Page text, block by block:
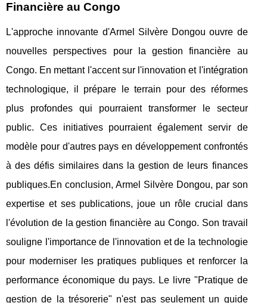
Financière au Congo
L'approche innovante d'Armel Silvère Dongou ouvre de
nouvelles perspectives pour la gestion financière au
Congo. En mettant l'accent sur l'innovation et l'intégration
technologique, il prépare le terrain pour des réformes
plus profondes qui pourraient transformer le secteur
public. Ces initiatives pourraient également servir de
modèle pour d'autres pays en développement confrontés
à des défis similaires dans la gestion de leurs finances
publiques.En conclusion, Armel Silvère Dongou, par son
expertise et ses publications, joue un rôle crucial dans
l'évolution de la gestion financière au Congo. Son travail
souligne l'importance de l'innovation et de la technologie
pour moderniser les pratiques publiques et renforcer la
performance économique du pays. Le livre "Pratique de
gestion de la trésorerie" n'est pas seulement un guide